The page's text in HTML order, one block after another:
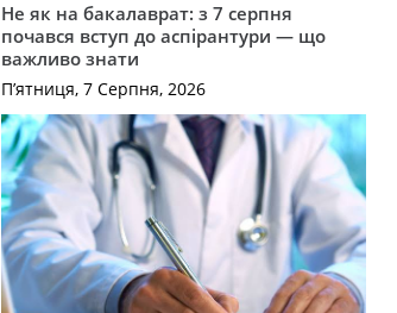
Не як на бакалаврат: з 7 серпня
почався вступ до аспірантури — що
важливо знати
П’ятниця, 7 Серпня, 2026